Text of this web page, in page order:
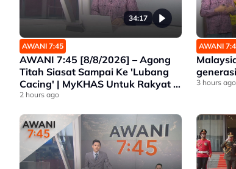
34:17
AWANI 7:45
AWANI 7:45 [8/8/2026] – Agong
Titah Siasat Sampai Ke 'Lubang
Cacing' | MyKHAS Untuk Rakyat |
Jerebu Rentas Sempadan |
2 hours ago
AWANI
3 hours ago